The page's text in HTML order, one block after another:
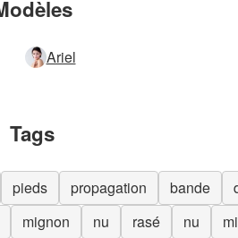
Ariel
Tags
pieds propagation bande
mignon nu rasé nu